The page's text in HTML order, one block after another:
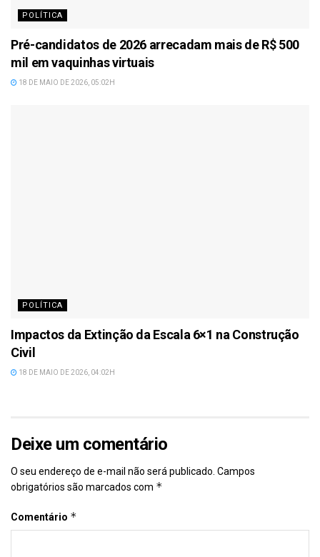
POLÍTICA
Pré-candidatos de 2026 arrecadam mais de R$ 500
mil em vaquinhas virtuais
18 DE MAIO DE 2026, 05:02H
POLÍTICA
Impactos da Extinção da Escala 6×1 na Construção
Civil
18 DE MAIO DE 2026, 04:02H
Deixe um comentário
O seu endereço de e-mail não será publicado. Campos
obrigatórios são marcados com *
Comentário *